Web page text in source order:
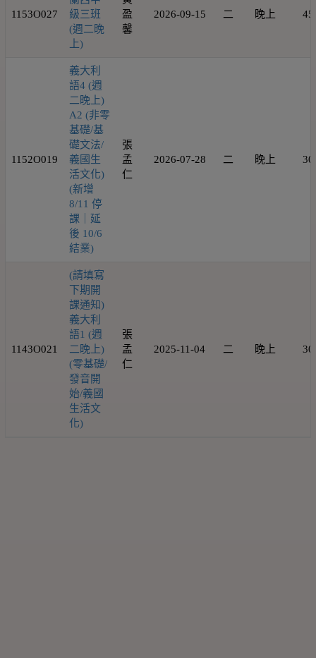
1153O027
級三班
(週二晚
上)
盈
馨
2026-09-15 二 晚上 45
1152O019
義大利
語4 (週
二晚上)
A2 (非零
基礎/基
礎文法/
義國生
活文化)
(新增
8/11 停
課｜延
後 10/6
結業)
張
孟
仁
2026-07-28 二 晚上 30
1143O021
(請填寫
下期開
課通知)
義大利
語1 (週
二晚上)
(零基礎/
發音開
始/義國
生活文
化)
張
孟
仁
2025-11-04 二 晚上 30